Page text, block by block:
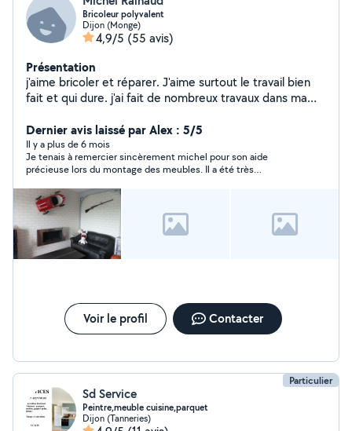
Bricoleur polyvalent
Dijon (Monge)
4,9/5 (55 avis)
Présentation
j'aime bricoler et réparer. J'aime surtout le travail bien
fait et qui dure. j'ai fait de nombreux travaux dans ma
Dernier avis laissé par Alex : 5/5
Il y a plus de 6 mois
Je tenais à remercier sincèrement michel pour son aide
précieuse lors du montage des meubles. Il a été très
impeccable, fait avec sérieux et efficacité. Un grand merci à
lui, je le recommande sans hésiter !
Voir le profil Contacter
Particulier
Sd Service
Peintre,meuble cuisine,parquet
Dijon (Tanneries)